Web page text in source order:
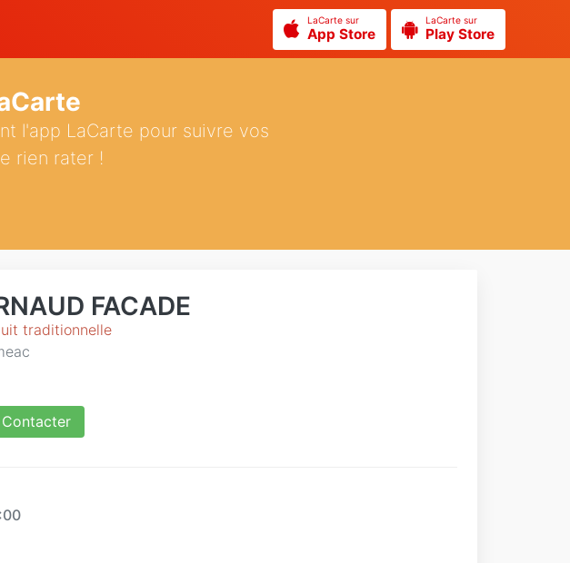
LaCarte sur
App Store
LaCarte sur
Play Store
l'app LaCarte pour suivre vos
rien rater !
FACADE
traditionnelle
Contacter